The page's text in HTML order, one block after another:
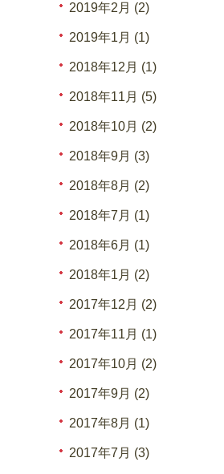
2019年2月 (2)
2019年1月 (1)
2018年12月 (1)
2018年11月 (5)
2018年10月 (2)
2018年9月 (3)
2018年8月 (2)
2018年7月 (1)
2018年6月 (1)
2018年1月 (2)
2017年12月 (2)
2017年11月 (1)
2017年10月 (2)
2017年9月 (2)
2017年8月 (1)
2017年7月 (3)